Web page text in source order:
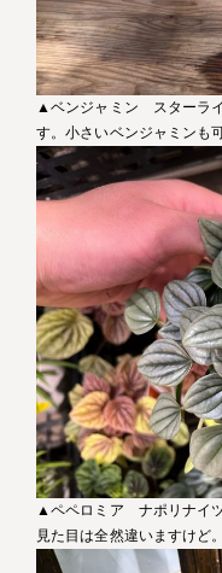
▲ベンジャミン スターラ
す。小さいベンジャミンも
▲ペペロミア ナポリナイ
見た目は全然違いますけど。